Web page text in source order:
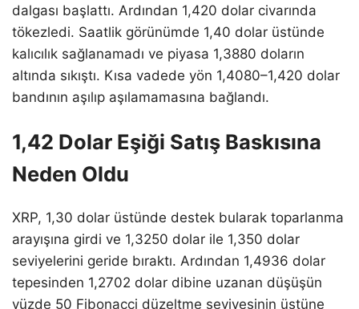
dalgası başlattı. Ardından 1,420 dolar civarında
tökezledi. Saatlik görünümde 1,40 dolar üstünde
kalıcılık sağlanamadı ve piyasa 1,3880 doların
altında sıkıştı. Kısa vadede yön 1,4080–1,420 dolar
bandının aşılıp aşılamamasına bağlandı.
1,42 Dolar Eşiği Satış Baskısına
Neden Oldu
XRP, 1,30 dolar üstünde destek bularak toparlanma
arayışına girdi ve 1,3250 dolar ile 1,350 dolar
seviyelerini geride bıraktı. Ardından 1,4936 dolar
tepesinden 1,2702 dolar dibine uzanan düşüşün
yüzde 50 Fibonacci düzeltme seviyesinin üstüne